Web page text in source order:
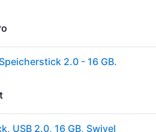
2.0 - 16 GB.
USB 2.0, 16 GB, Swivel